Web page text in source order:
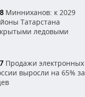
Минниханов: к 2029
Татарстана
ледовыми
Продажи электронных
выросли на 65% за